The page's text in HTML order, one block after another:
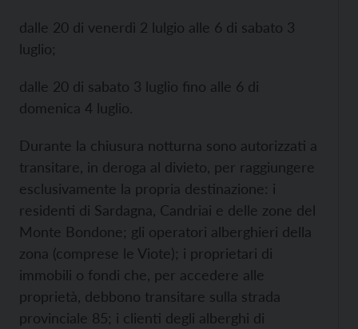
dalle 20 di venerdì 2 lulgio alle 6 di sabato 3
luglio;
dalle 20 di sabato 3 luglio fino alle 6 di
domenica 4 luglio.
Durante la chiusura notturna sono autorizzati a
transitare, in deroga al divieto, per raggiungere
esclusivamente la propria destinazione: i
residenti di Sardagna, Candriai e delle zone del
Monte Bondone; gli operatori alberghieri della
zona (comprese le Viote); i proprietari di
immobili o fondi che, per accedere alle
proprietà, debbono transitare sulla strada
provinciale 85; i clienti degli alberghi di